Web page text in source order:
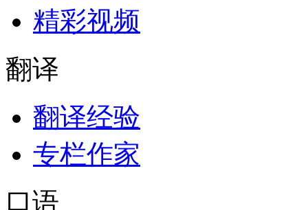
精彩视频
翻译
翻译经验
专栏作家
口语